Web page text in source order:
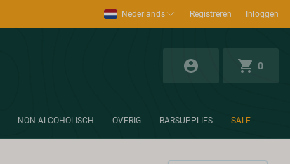
Nederlands Registreren Inloggen
0
NON-ALCOHOLISCH OVERIG BARSUPPLIES SALE